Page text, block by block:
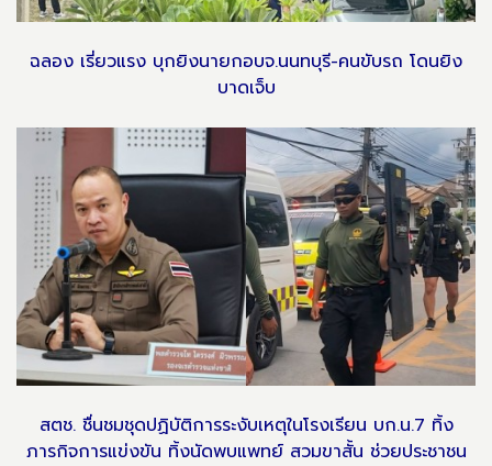
ฉลอง เรี่ยวแรง บุกยิงนายกอบจ.นนทบุรี-คนขับรถ โดนยิง
บาดเจ็บ
สตช. ชื่นชมชุดปฏิบัติการระงับเหตุในโรงเรียน บก.น.7 ทิ้ง
ภารกิจการแข่งขัน ทิ้งนัดพบแพทย์ สวมขาสั้น ช่วยประชาชน